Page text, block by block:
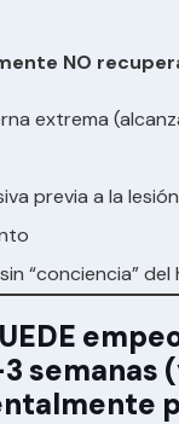
NO
extrema
previa a la
“conciencia”
semanas